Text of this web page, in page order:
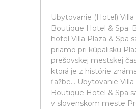
Ubytovanie (Hotel) Villa
Boutique Hotel & Spa.
hotel Villa Plaza & Spa
priamo pri kúpalisku
prešovskej mestskej
ktorá je z histórie
ťažbe... Ubytovanie Villa
Boutique Hotel & Spa
v slovenskom meste